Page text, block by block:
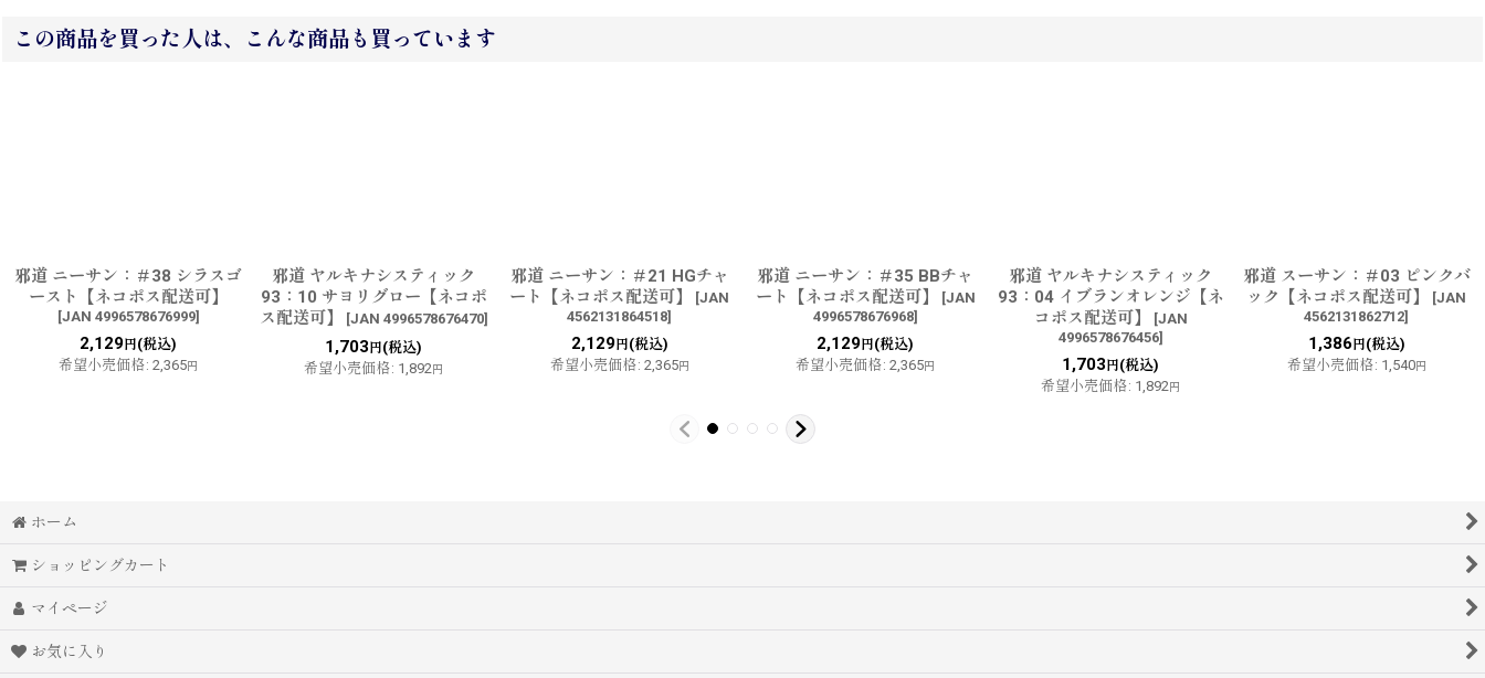
この商品を買った人は、こんな商品も買っています
邪道 ニーサン：＃38 シラスゴ
ースト【ネコポス配送可】
[JAN 4996578676999]
2,129 円(税込)
希望小売価格: 2,365円
邪道 ヤルキナシスティック
93：10 サヨリグロー【ネコポ
ス配送可】
[JAN 4996578676470]
1,703 円(税込)
希望小売価格: 1,892円
邪道 ニーサン：＃21 HGチャ
ート【ネコポス配送可】
[JAN
4562131864518]
2,129円(税込)
希望小売価格: 2,365円
邪道 ニーサン：＃35 BBチャ
ート【ネコポス配送可】
[JAN
4996578676968]
2,129 円(税込)
希望小売価格: 2,365円
邪道 ヤルキナシスティック
93：04 イブランオレンジ【ネ
コポス配送可】
[JAN
4996578676456]
1,703 円(税込)
希望小売価格: 1,892円
邪道 スーサン：＃03 ピンクバ
ック【ネコポス配送可】
[JAN
4562131862712]
1,386 円(税込)
希望小売価格: 1,540円
ホーム
ショッピングカート
マイページ
お気に入り